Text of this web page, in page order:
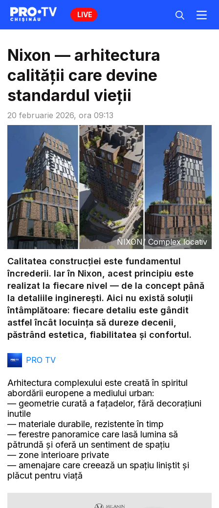
LIVE
20 februarie 2026, ora 09:13
Nixon — arhitectura
calității care devine
standardul vieții
NIXON/ Complex locativ
Calitatea construcției este fundamentul
încrederii. Iar în Nixon, acest principiu este
realizat la fiecare nivel — de la concept până
la detaliile inginerești. Aici nu există soluții
întâmplătoare: fiecare detaliu este gândit
astfel încât locuința să dureze decenii,
păstrând estetica, fiabilitatea și confortul.
PRO TV
Arhitectura complexului este creată în spiritul
abordării europene a mediului urban:
— geometrie curată a fațadelor, fără decorațiuni
inutile
— materiale durabile, rezistente în timp
— ferestre panoramice care lasă lumina să
pătrundă și oferă un sentiment de spațiu
— zone interioare private
— amenajare care creează un spațiu liniștit și
plăcut pentru viață